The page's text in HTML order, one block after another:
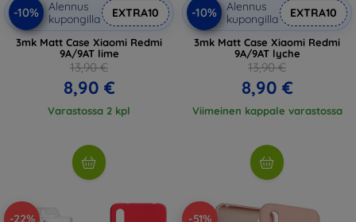
-10%
Alennus
kupongilla
EXTRA10
3mk Matt Case Xiaomi Redmi
9A/9AT lime
13,90 €
8,90 €
Varastossa 2 kpl
-10%
Alennus
kupongilla
EXTRA10
3mk Matt Case Xiaomi Redmi
9A/9AT lyche
13,90 €
8,90 €
Viimeinen kappale varastossa
-22% -51%